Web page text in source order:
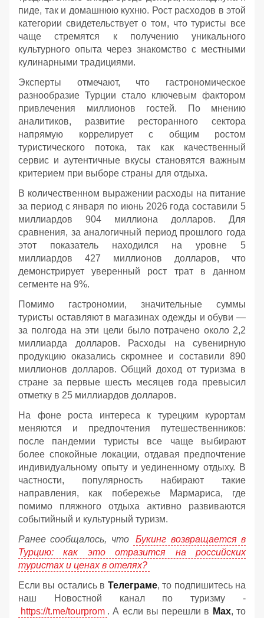
пиде, так и домашнюю кухню. Рост расходов в этой
категории свидетельствует о том, что туристы все
чаще стремятся к получению уникального
культурного опыта через знакомство с местными
кулинарными традициями.
Эксперты отмечают, что гастрономическое
разнообразие Турции стало ключевым фактором
привлечения миллионов гостей. По мнению
аналитиков, развитие ресторанного сектора
напрямую коррелирует с общим ростом
туристического потока, так как качественный
сервис и аутентичные вкусы становятся важным
критерием при выборе страны для отдыха.
В количественном выражении расходы на питание
за период с января по июнь 2026 года составили 5
миллиардов 904 миллиона долларов. Для
сравнения, за аналогичный период прошлого года
этот показатель находился на уровне 5
миллиардов 427 миллионов долларов, что
демонстрирует уверенный рост трат в данном
сегменте на 9%.
Помимо гастрономии, значительные суммы
туристы оставляют в магазинах одежды и обуви —
за полгода на эти цели было потрачено около 2,2
миллиарда долларов. Расходы на сувенирную
продукцию оказались скромнее и составили 890
миллионов долларов. Общий доход от туризма в
стране за первые шесть месяцев года превысил
отметку в 25 миллиардов долларов.
На фоне роста интереса к турецким курортам
меняются и предпочтения путешественников:
после пандемии туристы все чаще выбирают
более спокойные локации, отдавая предпочтение
индивидуальному опыту и уединенному отдыху. В
частности, популярность набирают такие
направления, как побережье Мармариса, где
помимо пляжного отдыха активно развиваются
событийный и культурный туризм.
Ранее сообщалось, что
Букинг возвращается в
Турцию: как это отразится на российских
туристах и ценах в отелях?
Если вы остались в Телеграме, то подпишитесь на
наш Новостной канал по туризму -
https://t.me/tourprom . А если вы перешли в Мах, то